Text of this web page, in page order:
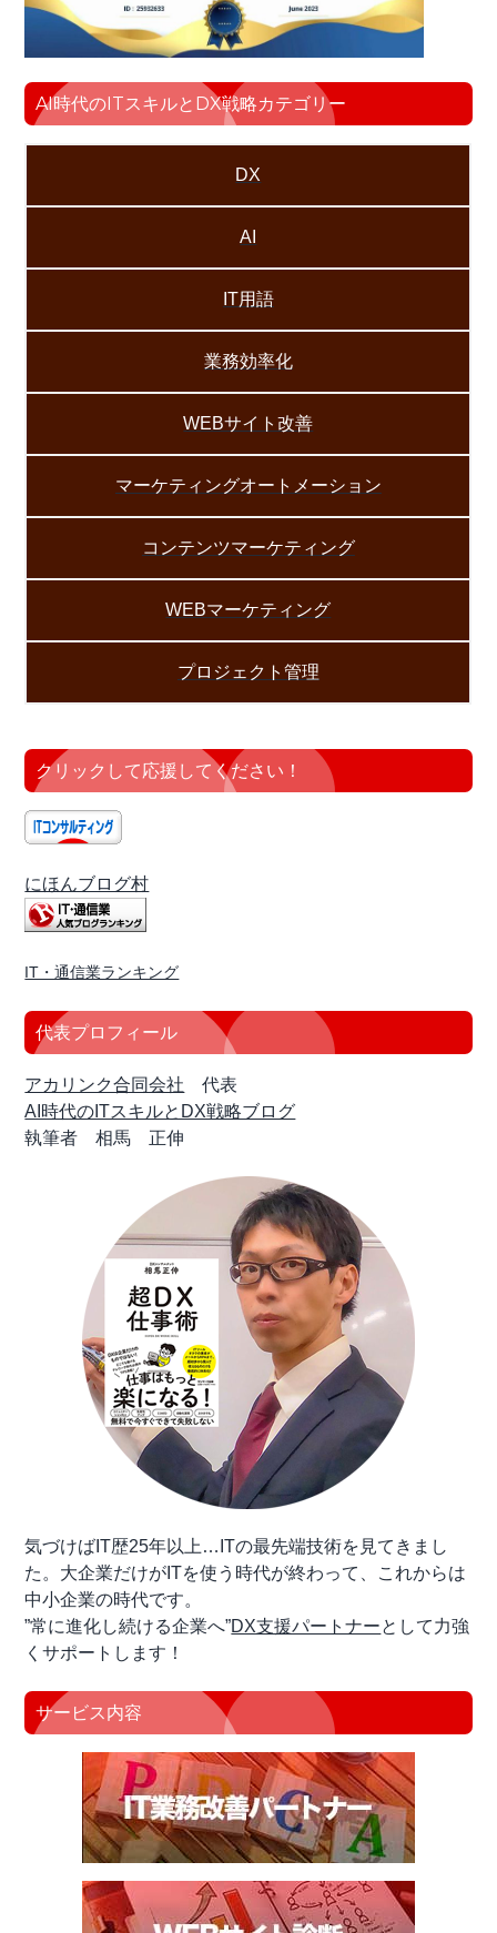
AI時代のITスキルとDX戦略カテゴリー
DX
AI
IT用語
業務効率化
WEBサイト改善
マーケティングオートメーション
コンテンツマーケティング
WEBマーケティング
プロジェクト管理
クリックして応援してください！
にほんブログ村
IT・通信業ランキング
代表プロフィール
アカリンク合同会社 代表
AI時代のITスキルとDX戦略ブログ
執筆者 相馬 正伸
気づけばIT歴25年以上…ITの最先端技術を見てきまし
た。大企業だけがITを使う時代が終わって、これからは
中小企業の時代です。
”常に進化し続ける企業へ”DX支援パートナーとして力強
くサポートします！
サービス内容